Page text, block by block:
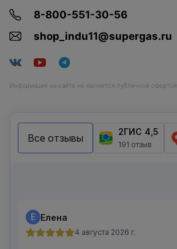
8-800-551-30-56
shop_indu11@supergas.ru
Информация на сайте не является публичной офертой